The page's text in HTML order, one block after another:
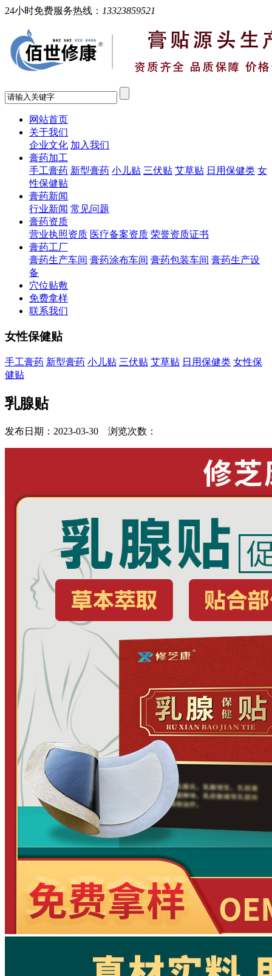
24小时免费服务热线： 13323859521
网站首页
关于我们
企业文化 加入我们
膏药加工
手工膏药 新型膏药 小儿贴 三伏贴 艾草贴 日用保健类 女
性保健贴
膏药新闻
行业新闻 常见问题
膏药资质
营业执照资质 医疗备案资质 荣誉资质证书
膏药工厂
膏药生产车间 膏药涂布车间 膏药包装车间 膏药生产设
备
穴位贴敷
免费拿样
联系我们
女性保健贴
手工膏药 新型膏药 小儿贴 三伏贴 艾草贴 日用保健类 女性保
健贴
乳腺贴
发布日期：2023-03-30 浏览次数：